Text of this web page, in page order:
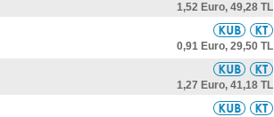
1,52 Euro, 49,28 TL
0,91 Euro, 29,50 TL
1,27 Euro, 41,18 TL